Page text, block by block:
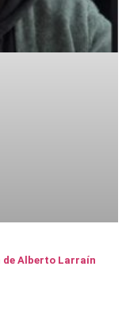
Alberto Larraín